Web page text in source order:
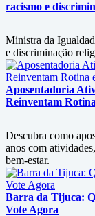
racismo e
Ministra da
e discriminação
Aposentadoria
Reinventam
Descubra como
anos com
bem-estar.
Barra da Tijuca:
Vote Agora